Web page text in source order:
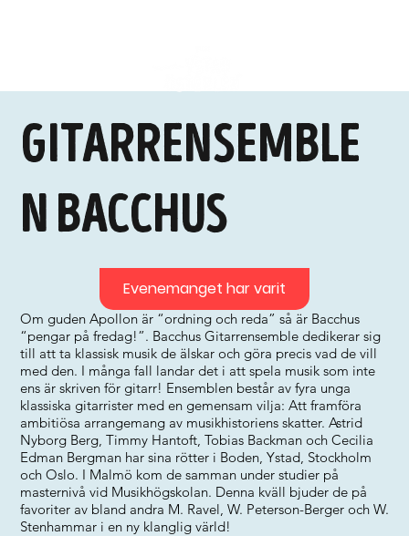
Gitarrensemble
n Bacchus
Om guden Apollon är “ordning och reda” så är Bacchus
“pengar på fredag!”. Bacchus Gitarrensemble dedikerar sig
till att ta klassisk musik de älskar och göra precis vad de vill
med den. I många fall landar det i att spela musik som inte
ens är skriven för gitarr! Ensemblen består av fyra unga
klassiska gitarrister med en gemensam vilja: Att framföra
ambitiösa arrangemang av musikhistoriens skatter. Astrid
Nyborg Berg, Timmy Hantoft, Tobias Backman och Cecilia
Edman Bergman har sina rötter i Boden, Ystad, Stockholm
och Oslo. I Malmö kom de samman under studier på
masternivå vid Musikhögskolan. Denna kväll bjuder de på
favoriter av bland andra M. Ravel, W. Peterson-Berger och W.
Stenhammar i en ny klanglig värld!
Evenemanget har varit